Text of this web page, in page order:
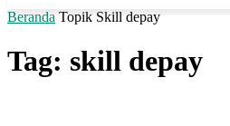
Beranda Topik Skill depay
Tag: skill depay